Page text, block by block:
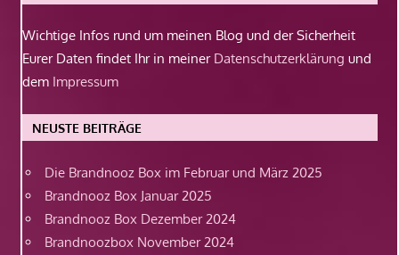
Wichtige Infos rund um meinen Blog und der Sicherheit
Eurer Daten findet Ihr in meiner Datenschutzerklärung und
dem Impressum
NEUSTE BEITRÄGE
Die Brandnooz Box im Februar und März 2025
Brandnooz Box Januar 2025
Brandnooz Box Dezember 2024
Brandnoozbox November 2024